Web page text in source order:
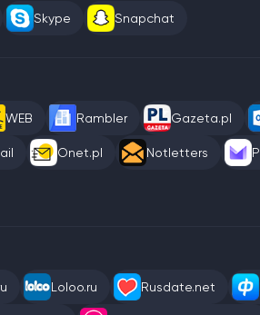
Skype Snapchat
WEB Rambler Gazeta.pl
Onet.pl Notletters
Loloo.ru Rusdate.net